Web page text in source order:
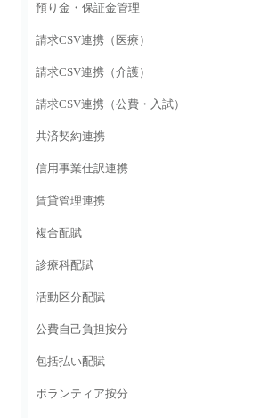
預り金・保証金管理
請求CSV連携（医療）
請求CSV連携（介護）
請求CSV連携（公費・入試）
共済契約連携
信用事業仕訳連携
賃貸管理連携
複合配賦
診療科配賦
活動区分配賦
公費自己負担按分
包括払い配賦
ボランティア按分